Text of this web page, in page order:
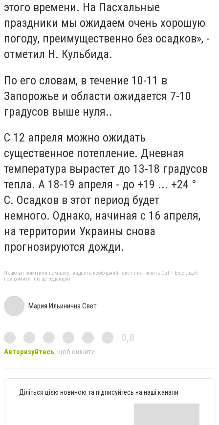
этого времени. На Пасхальные
праздники мы ожидаем очень хорошую
погоду, преимущественно без осадков», -
отметил Н. Кульбида.
По его словам, в течение 10-11 в
Запорожье и области ожидается 7-10
градусов выше нуля..
С 12 апреля можно ожидать
существенное потепление. Дневная
температура вырастет до 13-18 градусов
тепла. А 18-19 апреля - до +19 ... +24 °
С. Осадков в этот период будет
немного. Однако, начиная с 16 апреля,
на территории Украины снова
прогнозируются дожди.
Якщо ви помітили помилку, виділіть необхідний текст і натисніть Ctrl + Enter, щоб
повідомити про це редакцію
Мария Ильинична Свет
0,0
Авторизуйтесь, щоб оцінити
Діліться цією новиною та підписуйтесь на наші канали